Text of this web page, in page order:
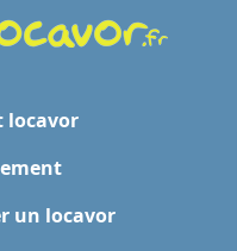
locavor
un locavor